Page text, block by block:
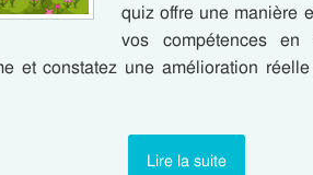
quiz offre une manière
vos compétences en
et constatez une amélioration
Lire la suite